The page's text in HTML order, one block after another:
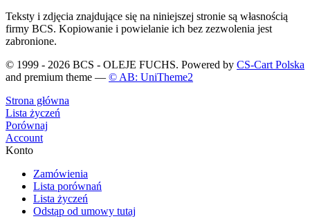
Teksty i zdjęcia znajdujące się na niniejszej stronie są własnością
firmy BCS. Kopiowanie i powielanie ich bez zezwolenia jest
zabronione.
© 1999 - 2026 BCS - OLEJE FUCHS. Powered by CS-Cart Polska
and premium theme — © AB: UniTheme2
Strona główna
Lista życzeń
Porównaj
Account
Konto
Zamówienia
Lista porównań
Lista życzeń
Odstąp od umowy tutaj